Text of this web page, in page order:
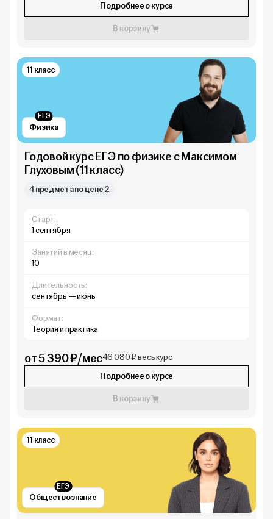
Подробнее о курсе
В корзину
Физика
ЕГЭ
11 класс
Годовой курс ЕГЭ по физике с Максимом
Глуховым (11 класс)
4 предмета по цене 2
Старт:
1 сентября
Занятий в месяц:
10
Длительность:
сентябрь — июнь
Формат:
Теория и практика
от 5 390 ₽/мес46 080 ₽ весь курс
Подробнее о курсе
В корзину
Обществознание
ЕГЭ
11 класс